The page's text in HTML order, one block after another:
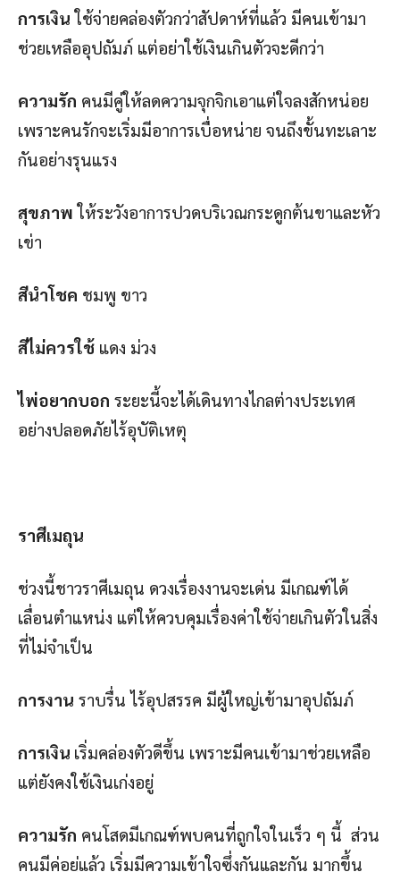
การเงิน ใช้จ่ายคล่องตัวกว่าสัปดาห์ที่แล้ว มีคนเข้ามา
ช่วยเหลืออุปถัมภ์ แต่อย่าใช้เงินเกินตัวจะดีกว่า
ความรัก คนมีคู่ให้ลดความจุกจิกเอาแต่ใจลงสักหน่อย
เพราะคนรักจะเริ่มมีอาการเบื่อหน่าย จนถึงขั้นทะเลาะ
กันอย่างรุนแรง
สุขภาพ ให้ระวังอาการปวดบริเวณกระดูกต้นขาและหัว
เข่า
สีนำโชค ชมพู ขาว
สีไม่ควรใช้ แดง ม่วง
ไพ่อยากบอก ระยะนี้จะได้เดินทางไกลต่างประเทศ
อย่างปลอดภัยไร้อุบัติเหตุ
ราศีเมถุน
ช่วงนี้ชาวราศีเมถุน ดวงเรื่องงานจะเด่น มีเกณฑ์ได้
เลื่อนตำแหน่ง แต่ให้ควบคุมเรื่องค่าใช้จ่ายเกินตัวในสิ่ง
ที่ไม่จำเป็น
การงาน ราบรื่น ไร้อุปสรรค มีผู้ใหญ่เข้ามาอุปถัมภ์
การเงิน เริ่มคล่องตัวดีขึ้น เพราะมีคนเข้ามาช่วยเหลือ
แต่ยังคงใช้เงินเก่งอยู่
ความรัก คนโสดมีเกณฑ์พบคนที่ถูกใจในเร็ว ๆ นี้ ส่วน
คนมีคู่อยู่แล้ว เริ่มมีความเข้าใจซึ่งกันและกัน มากขึ้น